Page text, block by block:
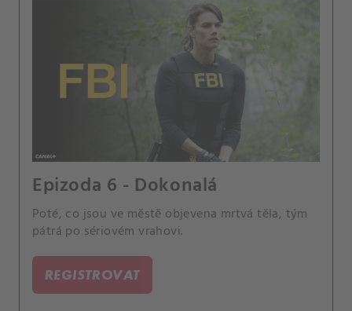
Epizoda 6 - Dokonalá
Poté, co jsou ve městě objevena mrtvá těla, tým
pátrá po sériovém vrahovi.
REGISTROVAT